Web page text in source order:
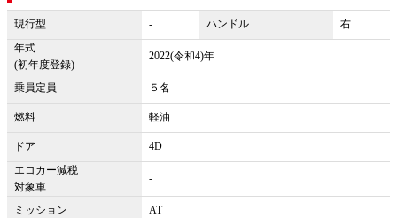
現行型 - ハンドル
右
年式
(初年度登録)
2022(令和4)年
乗員定員 ５名
燃料 軽油
ドア
4D
エコカー減税
対象車
-
ミッション AT